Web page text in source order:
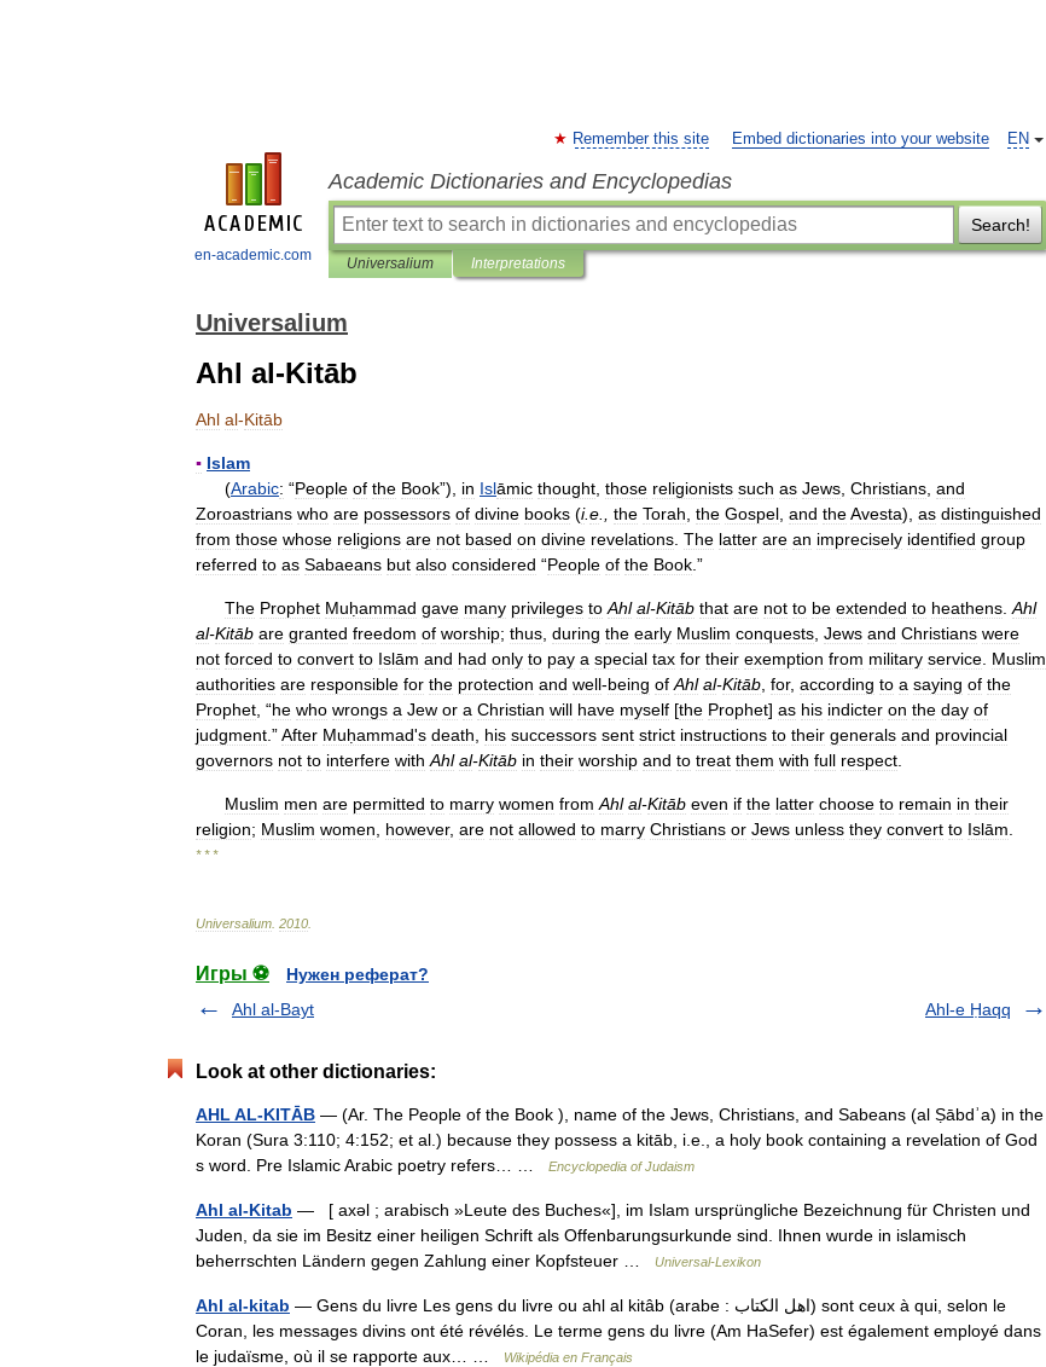
en-academic.com
EN
Remember this site Embed dictionaries into your website
Academic Dictionaries and Encyclopedias
Search!
Universalium Interpretations
Universalium
Ahl al-Kitāb
Ahl al-Kitāb
▪ Islam
(Arabic: “People of the Book”), in Islāmic thought those religionists such as Jews Christians and
Zoroastrians who are possessors of divine books (i.e the Torah the Gospel and theAvesta), as distinguished
from those whose religions are not based on divine revelations The latter are an imprecisely identified group
referred to as Sabaeans but also considered “People of the Book .”
The Prophet Muḥammad gave many privileges to Ahl al-Kitāb that are not to be extended to heathens Ahl
al-Kitāb are granted freedom of worship; thus during the early Muslim conquests Jews and Christians were
not forced to convert to Islām and had only to pay a special tax for their exemption from military service Muslim
authorities are responsible for the protection and well-being of Ahl al-Kitāb for, according to a saying of the
Prophet , “he who wrongs a Jew or a Christian will have myself [the Prophet] as his indicter on the day of
judgment .”After Muḥammad's death his successors sent strict instructions to their generals and provincial
governors not to interfere with Ahl al-Kitāb in their worship and to treat them with full respect
Muslim men are permitted to marry women from Ahl al-Kitāb even if the latter choose to remain in their
religion; Muslim women however, are not allowed to marry Christians or Jews unless they convert to Islām
* * *
Universalium 2010
Игры ⚽
Нужен реферат?
Ahl al-Bayt
Ahl-e Ḥaqq
Look at other dictionaries:
AHL AL-KITĀB — (Ar. The People of the Book ), name of the Jews, Christians, and Sabeans (al Ṣābdʾa) in the
Koran (Sura 3:110; 4:152; et al.) because they possess a kitāb, i.e., a holy book containing a revelation of God
s word. Pre Islamic Arabic poetry refers… …
Encyclopedia of Judaism
Ahl al-Kitab — [ axəl ; arabisch »Leute des Buches«], im Islam ursprüngliche Bezeichnung für Christen und
Juden, da sie im Besitz einer heiligen Schrift als Offenbarungsurkunde sind. Ihnen wurde in islamisch
beherrschten Ländern gegen Zahlung einer Kopfsteuer …
Universal-Lexikon
Ahl al-kitab — Gens du livre Les gens du livre ou ahl al kitâb (arabe : اهل الكتاب) sont ceux à qui, selon le
Coran, les messages divins ont été révélés. Le terme gens du livre (Am HaSefer) est également employé dans
le judaïsme, où il se rapporte aux… …
Wikipédia en Français